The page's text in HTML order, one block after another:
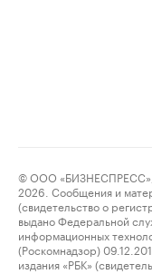
© ООО
2026. Сообщения и
(свидетельство о
выдано Федеральной
информационных
(Роскомнадзор)
издания «РБК»